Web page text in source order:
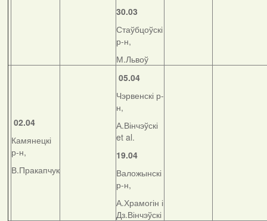
30.03
Стаўбцоўскі
р-н,
М.Львоў
02.04
Камянецкі
р-н,
В.Пракапчук
05.04
Чэрвенскі р-
н,
А.Вінчэўскі
et al.
19.04
Валожынскі
р-н,
А.Храмогін і
Дз.Вінчэўскі